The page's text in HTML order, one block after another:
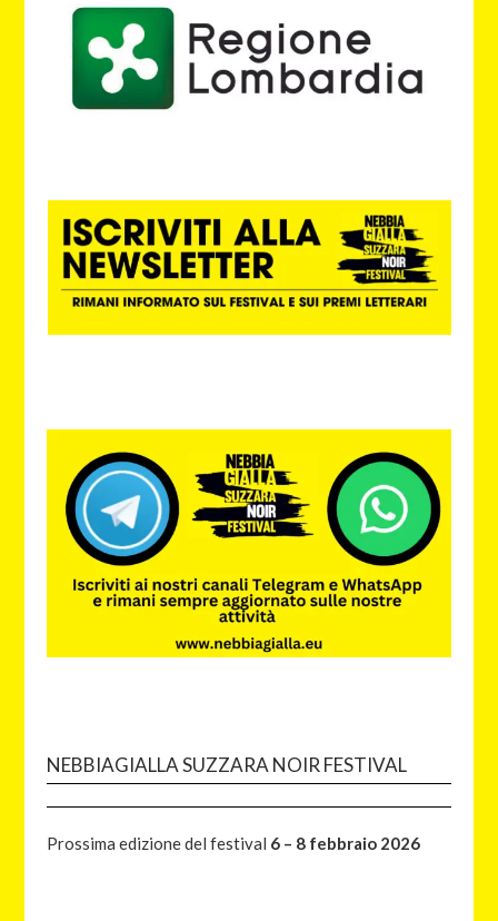
NEBBIAGIALLA SUZZARA NOIR FESTIVAL
Prossima edizione del festival 6 – 8 febbraio 2026